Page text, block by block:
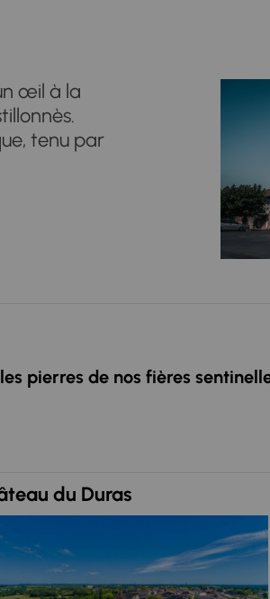
œil à la
tenu par
pierres de nos fières
du Duras